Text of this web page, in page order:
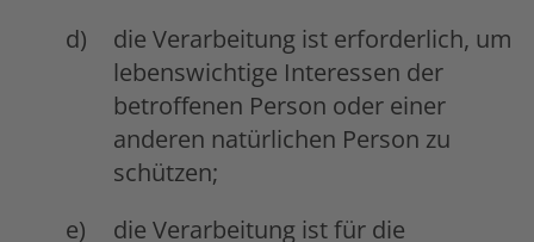
die Verarbeitung ist erforderlich, um
lebenswichtige Interessen der
betroffenen Person oder einer
anderen natürlichen Person zu
schützen;
die Verarbeitung ist für die